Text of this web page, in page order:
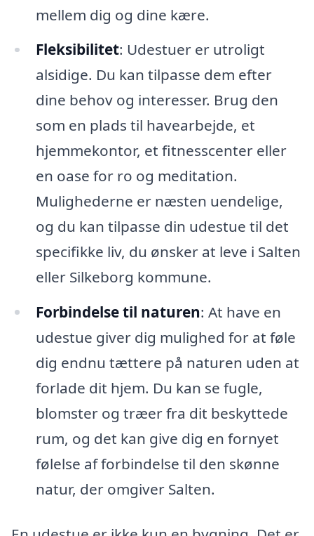
mellem dig og dine kære.
Fleksibilitet: Udestuer er utroligt
alsidige. Du kan tilpasse dem efter
dine behov og interesser. Brug den
som en plads til havearbejde, et
hjemmekontor, et fitnesscenter eller
en oase for ro og meditation.
Mulighederne er næsten uendelige,
og du kan tilpasse din udestue til det
specifikke liv, du ønsker at leve i Salten
eller Silkeborg kommune.
Forbindelse til naturen: At have en
udestue giver dig mulighed for at føle
dig endnu tættere på naturen uden at
forlade dit hjem. Du kan se fugle,
blomster og træer fra dit beskyttede
rum, og det kan give dig en fornyet
følelse af forbindelse til den skønne
natur, der omgiver Salten.